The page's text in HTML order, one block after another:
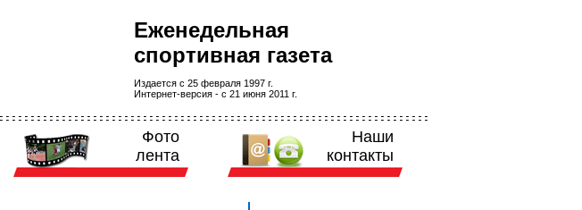
Еженедельная
спортивная газета
Издается с 25 февраля 1997 г.
Интернет-версия - с 21 июня 2011 г.
Фото
лента
Наши
контакты